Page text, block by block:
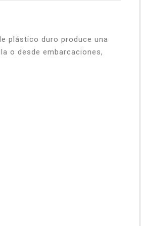
plástico duro produce una
o desde embarcaciones,